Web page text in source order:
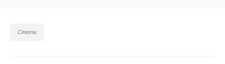
Cinema